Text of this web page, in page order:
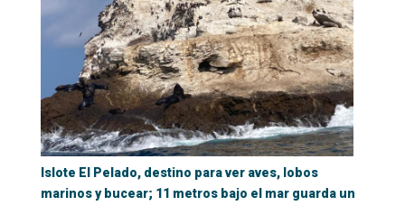
Islote El Pelado, destino para ver aves, lobos
marinos y bucear; 11 metros bajo el mar guarda un